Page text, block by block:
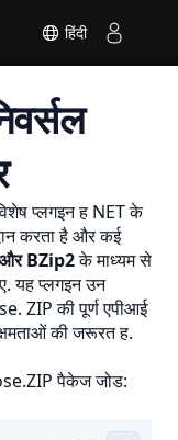
हिंदी
प्लगइन ह NET के
करता है और कई
BZip2के माध्यम से
यह प्लगइन उन
ZIP की पूर्ण एपीआई
की जरूरत ह.
पैकेज जोड: